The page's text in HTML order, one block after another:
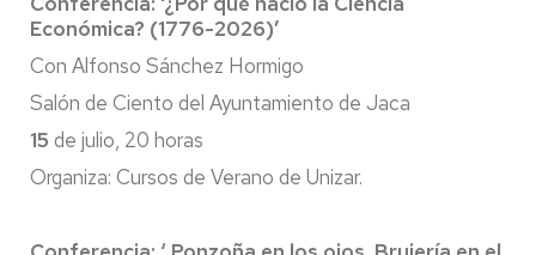
Económica? (1776-2026)’
Con Alfonso Sánchez Hormigo
Salón de Ciento del Ayuntamiento de Jaca
15 de julio, 20 horas
Organiza: Cursos de Verano de Unizar.